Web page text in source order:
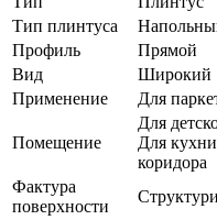
Тип плинтуса
Профиль
Прямой
Вид
Широкий
Применение
Для
Помещение
Для
Для
коридора
Фактура
поверхности